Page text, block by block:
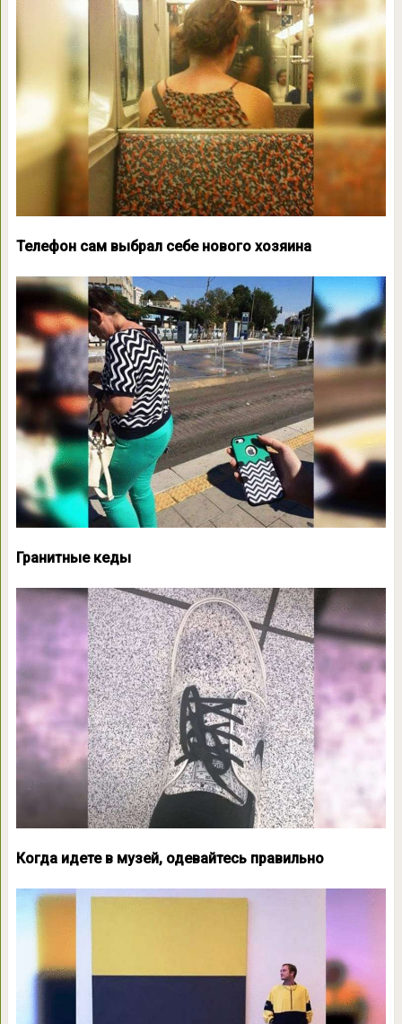
Телефон сам выбрал себе нового хозяина
Гранитные кеды
Когда идете в музей, одевайтесь правильно